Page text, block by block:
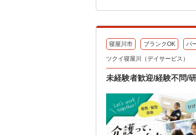
寝屋川市 ブランクOK パ
ツクイ寝屋川（デイサービス）
未経験者歓迎/経験不問/